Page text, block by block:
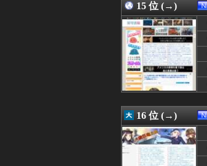
15 位 (→)
16 位 (→)